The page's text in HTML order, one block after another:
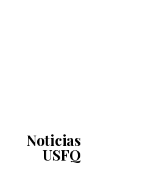
Noticias
USFQ